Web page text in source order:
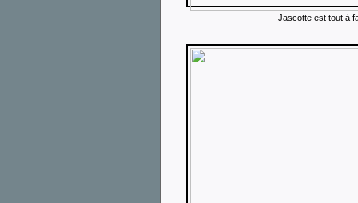
Jascotte est tout à